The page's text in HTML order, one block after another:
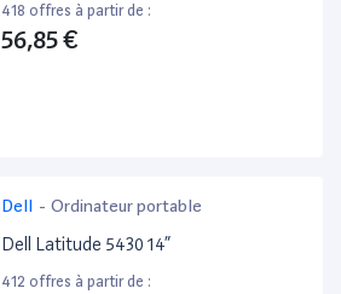
418 offres à partir de :
56,85 €
Dell - Ordinateur portable
Dell Latitude 5430 14”
412 offres à partir de :